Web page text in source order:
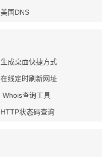
美国DNS
生成桌面快捷方式
在线定时刷新网址
Whois查询工具
HTTP状态码查询